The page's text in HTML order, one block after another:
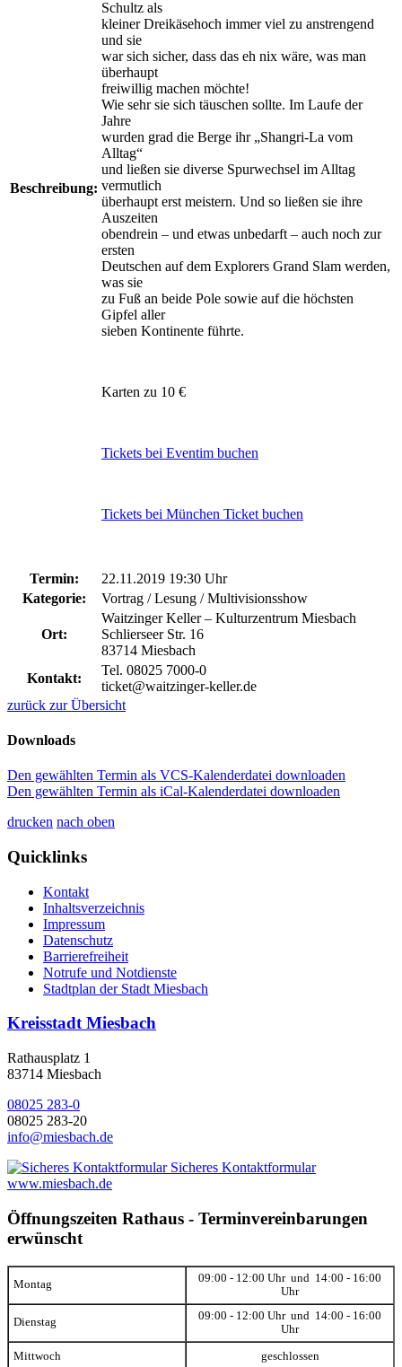
Beschreibung:
Schultz als
kleiner Dreikäsehoch immer viel zu anstrengend
und sie
war sich sicher, dass das eh nix wäre, was man
überhaupt
freiwillig machen möchte!
Wie sehr sie sich täuschen sollte. Im Laufe der
Jahre
wurden grad die Berge ihr „Shangri-La vom
Alltag“
und ließen sie diverse Spurwechsel im Alltag
vermutlich
überhaupt erst meistern. Und so ließen sie ihre
Auszeiten
obendrein – und etwas unbedarft – auch noch zur
ersten
Deutschen auf dem Explorers Grand Slam werden,
was sie
zu Fuß an beide Pole sowie auf die höchsten
Gipfel aller
sieben Kontinente führte.
Karten zu 10 €
Tickets bei Eventim buchen
Tickets bei München Ticket buchen
Termin:
22.11.2019 19:30 Uhr
Kategorie:
Vortrag / Lesung / Multivisionsshow
Ort:
Waitzinger Keller – Kulturzentrum Miesbach
Schlierseer Str. 16
83714 Miesbach
Kontakt:
Tel. 08025 7000-0
ticket@waitzinger-keller.de
zurück zur Übersicht
Downloads
Den gewählten Termin als VCS-Kalenderdatei downloaden
Den gewählten Termin als iCal-Kalenderdatei downloaden
drucken nach oben
Quicklinks
Kontakt
Inhaltsverzeichnis
Impressum
Datenschutz
Barrierefreiheit
Notrufe und Notdienste
Stadtplan der Stadt Miesbach
Kreisstadt Miesbach
Rathausplatz 1
83714 Miesbach
08025 283-0
08025 283-20
info@miesbach.de
Sicheres Kontaktformular
www.miesbach.de
Öffnungszeiten Rathaus - Terminvereinbarungen
erwünscht
Montag
09:00 - 12:00 Uhr und 14:00 - 16:00
Uhr
Dienstag
09:00 - 12:00 Uhr und 14:00 - 16:00
Uhr
Mittwoch geschlossen